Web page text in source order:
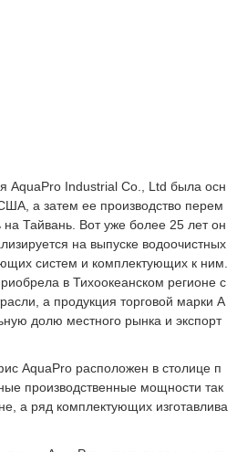
AquaPro Industrial Co., Ltd была осн
а затем ее производство перем
на Тайвань. Вот уже более 25 лет он
на выпуске водоочистных
систем и комплектующих к ним.
в Тихоокеанском регионе с
а продукция торговой марки A
долю местного рынка и экспорт
AquaPro расположен в столице п
производственные мощности так
а ряд комплектующих изготавлива